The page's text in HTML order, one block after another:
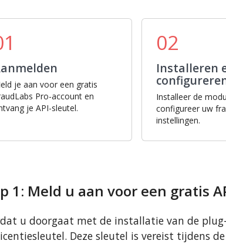
je aan voor een gratis
Pro-account en
je API-sleutel.
02
Installeren
Installeer de
configureer uw
instellingen.
1: Meld u aan voor een gratis
u doorgaat met de installatie van de
Deze sleutel is vereist tijdens